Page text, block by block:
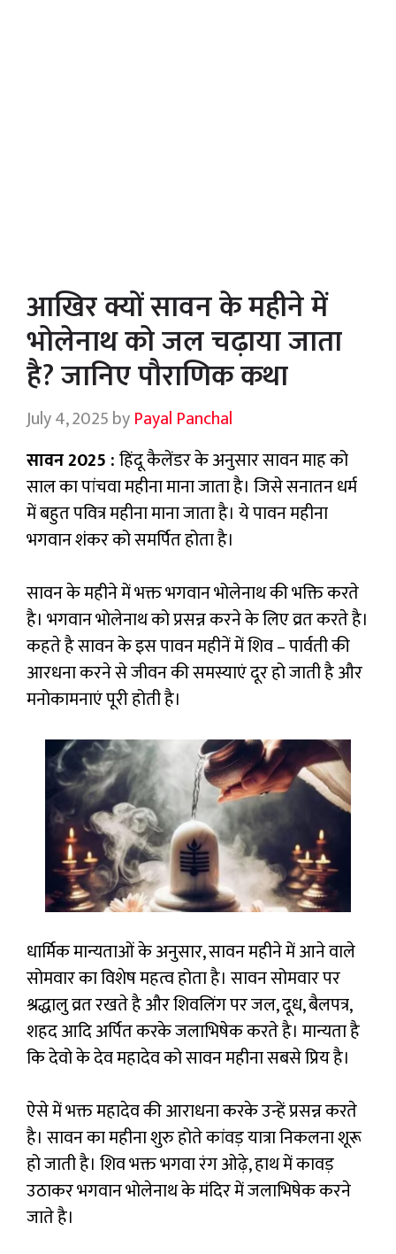
आखिर क्यों सावन के महीने में
भोलेनाथ को जल चढ़ाया जाता
है? जानिए पौराणिक कथा
July 4, 2025byPayal Panchal
सावन 2025 :हिंदू कैलेंडर के अनुसार सावन माह को
साल का पांचवा महीना माना जाता है। जिसे सनातन धर्म
में बहुत पवित्र महीना माना जाता है। ये पावन महीना
भगवान शंकर को समर्पित होता है।
सावन के महीने में भक्त भगवान भोलेनाथ की भक्ति करते
है। भगवान भोलेनाथ को प्रसन्न करने के लिए व्रत करते है।
कहते है सावन के इस पावन महीनें में शिव – पार्वती की
आरधना करने से जीवन की समस्याएं दूर हो जाती है और
मनोकामनाएं पूरी होती है।
धार्मिक मान्यताओं के अनुसार, सावन महीने में आने वाले
सोमवार का विशेष महत्व होता है। सावन सोमवार पर
श्रद्धालु व्रत रखते है और शिवलिंग पर जल, दूध, बैलपत्र,
शहद आदि अर्पित करके जलाभिषेक करते है। मान्यता है
कि देवो के देव महादेव को सावन महीना सबसे प्रिय है।
ऐसे में भक्त महादेव की आराधना करके उन्हें प्रसन्न करते
है। सावन का महीना शुरु होते कांवड़ यात्रा निकलना शूरू
हो जाती है। शिव भक्त भगवा रंग ओढ़े, हाथ में कावड़
उठाकर भगवान भोलेनाथ के मंदिर में जलाभिषेक करने
जाते है।